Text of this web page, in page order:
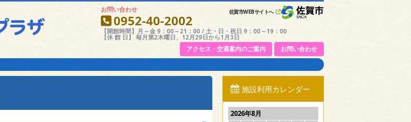
お問い合わせ
0952-40-2002
【開館時間】月～金 9：00～21：00 / 土・日・祝日 9：00～19：00
【休 館 日】 毎月第2木曜日、12月29日から1月3日
佐賀市WEBサイトへ
アクセス・交通案内のご案内
お問い合わせ
施設利用カレンダー
2026年8月